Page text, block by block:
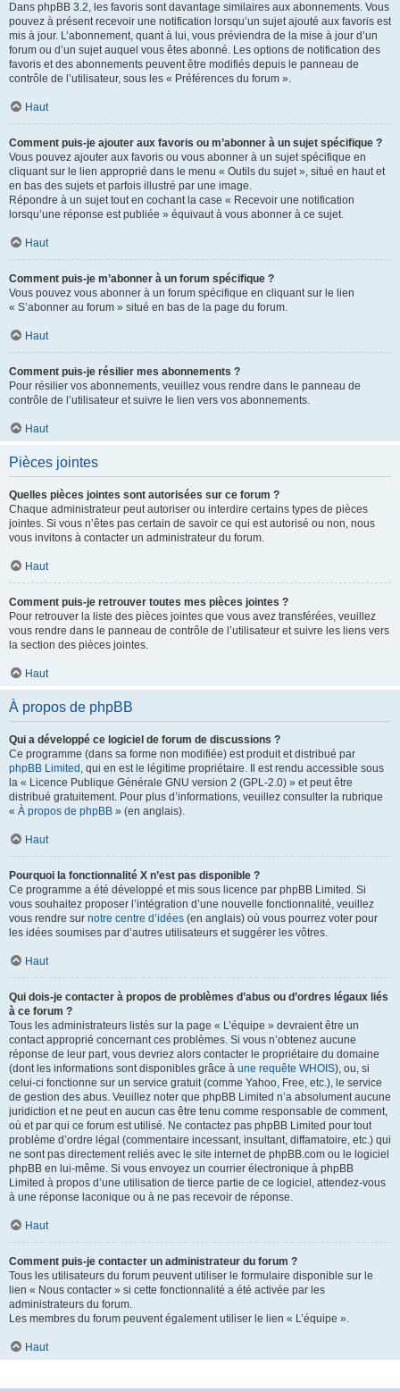
Dans phpBB 3.2, les favoris sont davantage similaires aux abonnements. Vous
pouvez à présent recevoir une notification lorsqu’un sujet ajouté aux favoris est
mis à jour. L’abonnement, quant à lui, vous préviendra de la mise à jour d’un
forum ou d’un sujet auquel vous êtes abonné. Les options de notification des
favoris et des abonnements peuvent être modifiés depuis le panneau de
contrôle de l’utilisateur, sous les « Préférences du forum ».
Haut
Comment puis-je ajouter aux favoris ou m’abonner à un sujet spécifique ?
Vous pouvez ajouter aux favoris ou vous abonner à un sujet spécifique en
cliquant sur le lien approprié dans le menu « Outils du sujet », situé en haut et
en bas des sujets et parfois illustré par une image.
Répondre à un sujet tout en cochant la case « Recevoir une notification
lorsqu’une réponse est publiée » équivaut à vous abonner à ce sujet.
Haut
Comment puis-je m’abonner à un forum spécifique ?
Vous pouvez vous abonner à un forum spécifique en cliquant sur le lien
« S’abonner au forum » situé en bas de la page du forum.
Haut
Comment puis-je résilier mes abonnements ?
Pour résilier vos abonnements, veuillez vous rendre dans le panneau de
contrôle de l’utilisateur et suivre le lien vers vos abonnements.
Haut
Pièces jointes
Quelles pièces jointes sont autorisées sur ce forum ?
Chaque administrateur peut autoriser ou interdire certains types de pièces
jointes. Si vous n’êtes pas certain de savoir ce qui est autorisé ou non, nous
vous invitons à contacter un administrateur du forum.
Haut
Comment puis-je retrouver toutes mes pièces jointes ?
Pour retrouver la liste des pièces jointes que vous avez transférées, veuillez
vous rendre dans le panneau de contrôle de l’utilisateur et suivre les liens vers
la section des pièces jointes.
Haut
À propos de phpBB
Qui a développé ce logiciel de forum de discussions ?
Ce programme (dans sa forme non modifiée) est produit et distribué par
phpBB Limited , qui en est le légitime propriétaire. Il est rendu accessible sous
la « Licence Publique Générale GNU version 2 (GPL-2.0) » et peut être
distribué gratuitement. Pour plus d’informations, veuillez consulter la rubrique
« À propos de phpBB » (en anglais).
Haut
Pourquoi la fonctionnalité X n’est pas disponible ?
Ce programme a été développé et mis sous licence par phpBB Limited. Si
vous souhaitez proposer l’intégration d’une nouvelle fonctionnalité, veuillez
vous rendre sur notre centre d’idées (en anglais) où vous pourrez voter pour
les idées soumises par d’autres utilisateurs et suggérer les vôtres.
Haut
Qui dois-je contacter à propos de problèmes d’abus ou d’ordres légaux liés
à ce forum ?
Tous les administrateurs listés sur la page « L’équipe » devraient être un
contact approprié concernant ces problèmes. Si vous n’obtenez aucune
réponse de leur part, vous devriez alors contacter le propriétaire du domaine
(dont les informations sont disponibles grâce à une requête WHOIS), ou, si
celui-ci fonctionne sur un service gratuit (comme Yahoo, Free, etc.), le service
de gestion des abus. Veuillez noter que phpBB Limited n’a absolument aucune
juridiction et ne peut en aucun cas être tenu comme responsable de comment,
où et par qui ce forum est utilisé. Ne contactez pas phpBB Limited pour tout
problème d’ordre légal (commentaire incessant, insultant, diffamatoire, etc.) qui
ne sont pas directement reliés avec le site internet de phpBB.com ou le logiciel
phpBB en lui-même. Si vous envoyez un courrier électronique à phpBB
Limited à propos d’une utilisation de tierce partie de ce logiciel, attendez-vous
à une réponse laconique ou à ne pas recevoir de réponse.
Haut
Comment puis-je contacter un administrateur du forum ?
Tous les utilisateurs du forum peuvent utiliser le formulaire disponible sur le
lien « Nous contacter » si cette fonctionnalité a été activée par les
administrateurs du forum.
Les membres du forum peuvent également utiliser le lien « L’équipe ».
Haut